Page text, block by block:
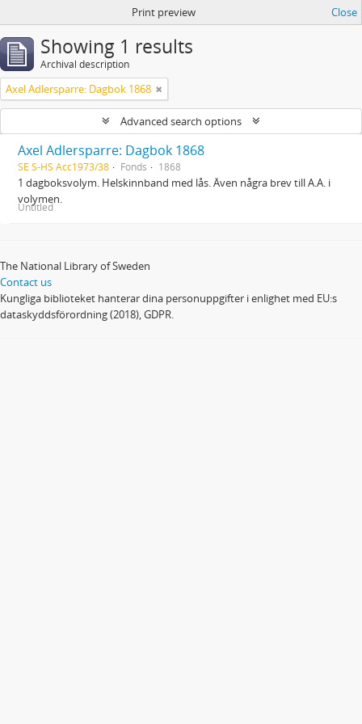
Print preview Close
Showing 1 results
Archival description
Axel Adlersparre: Dagbok 1868
Advanced search options
Axel Adlersparre: Dagbok 1868
SE S-HS Acc1973/38 Fonds 1868
1 dagboksvolym. Helskinnband med lås. Även några brev till A.A. i
volymen.
Untitled
The National Library of Sweden
Contact us
Kungliga biblioteket hanterar dina personuppgifter i enlighet med EU:s
dataskyddsförordning (2018), GDPR.